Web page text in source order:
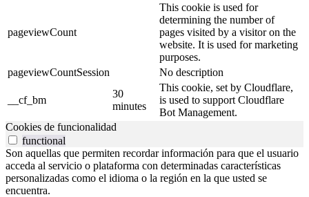
pageviewCount
This cookie is used for
determining the number of
pages visited by a visitor on the
website. It is used for marketing
purposes.
pageviewCountSession
No description
__cf_bm
30
minutes
This cookie, set by Cloudflare,
is used to support Cloudflare
Bot Management.
Cookies de funcionalidad
functional
Son aquellas que permiten recordar información para que el usuario
acceda al servicio o plataforma con determinadas características
personalizadas como el idioma o la región en la que usted se
encuentra.